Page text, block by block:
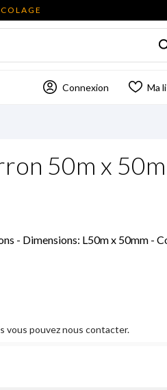
Connexion Ma
50m x
- Dimensions: L50m x 50mm -
vous pouvez nous contacter.